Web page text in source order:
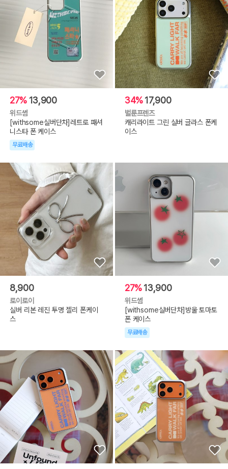
27% 13,900
위드썸
[withsome실버단차]레트로 패셔
니스타 폰 케이스
무료배송
34%17,900
벌룬프렌즈
캐리라이트 그린 실버 글라스 폰케
이스
8,900
로이로이
실버 리본 레진 투명 젤리 폰케이
스
27%13,900
위드썸
[withsome실버단차]방울 토마토
폰 케이스
무료배송